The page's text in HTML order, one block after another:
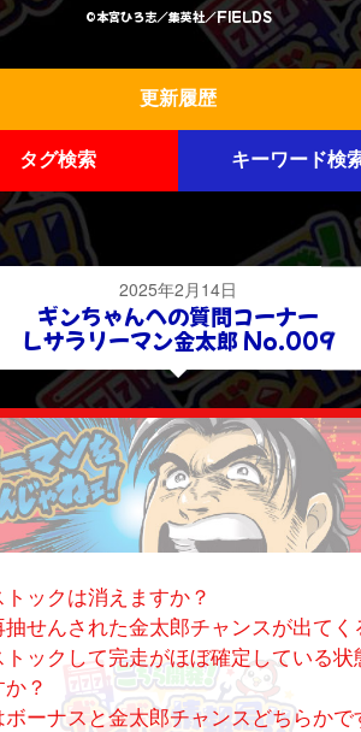
©本宮ひろ志／集英社／FIELDS
更新履歴
タグ検索 キーワード検
2025年2月14日
ギンちゃんへの質問コーナー
Ｌサラリーマン金太郎 No.009
ックは消えますか？
せんされた金太郎チャンスが出てく
トックして完走がほぼ確定している
？
ボーナスと金太郎チャンスどちらか